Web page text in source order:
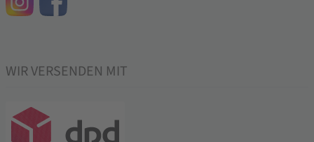
WIR VERSENDEN MIT